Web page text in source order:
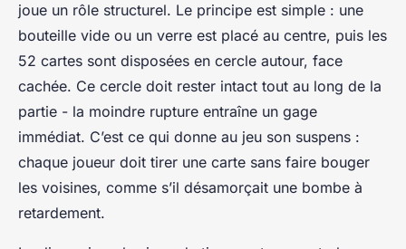
joue un rôle structurel. Le principe est simple : une
bouteille vide ou un verre est placé au centre, puis les
52 cartes sont disposées en cercle autour, face
cachée. Ce cercle doit rester intact tout au long de la
partie - la moindre rupture entraîne un gage
immédiat. C’est ce qui donne au jeu son suspens :
chaque joueur doit tirer une carte sans faire bouger
les voisines, comme s’il désamorçait une bombe à
retardement.